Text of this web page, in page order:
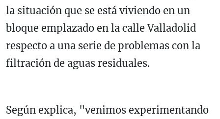
la situación que se está viviendo en un
bloque emplazado en la calle Valladolid
respecto a una serie de problemas con la
filtración de aguas residuales.
Según explica, "venimos experimentando